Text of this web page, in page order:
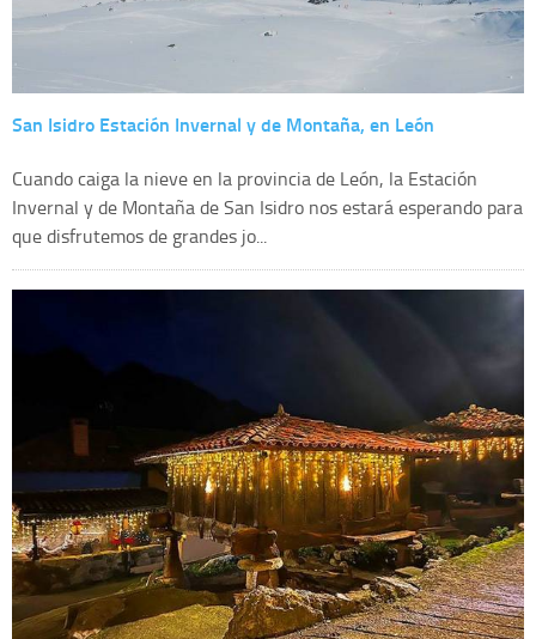
San Isidro Estación Invernal y de Montaña, en León
Cuando caiga la nieve en la provincia de León, la Estación
Invernal y de Montaña de San Isidro nos estará esperando para
que disfrutemos de grandes jo...